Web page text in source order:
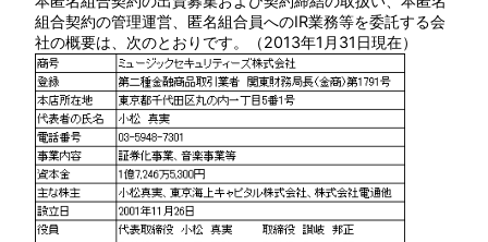
組合契約の管理運営、匿名組合員へのIR業務等を委託する会
社の概要は、次のとおりです。（2013年1月31日現在）